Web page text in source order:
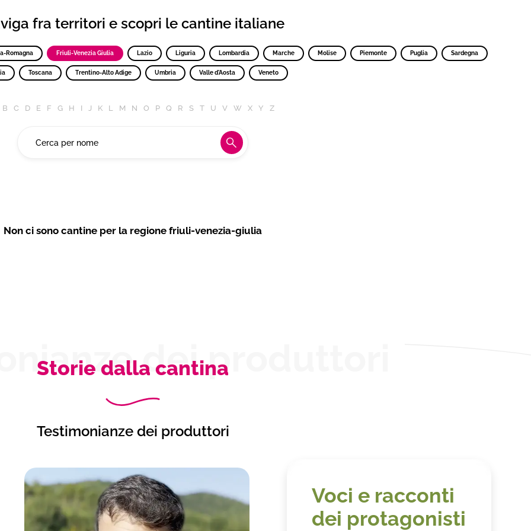
fra territori e scopri le cantine italiane
Romagna Friuli-Venezia Giulia Lazio Liguria Lombardia Marche Molise Piemonte Puglia Sardegna
Toscana Trentino-Alto Adige Umbria Valle d'Aosta Veneto
B C D E F G H I J K L M N O P Q R S T U V W X Y Z
Non ci sono cantine per la regione friuli-venezia-giulia
dei produttori
Storie dalla cantina
Testimonianze dei produttori
Voci e racconti
dei protagonisti